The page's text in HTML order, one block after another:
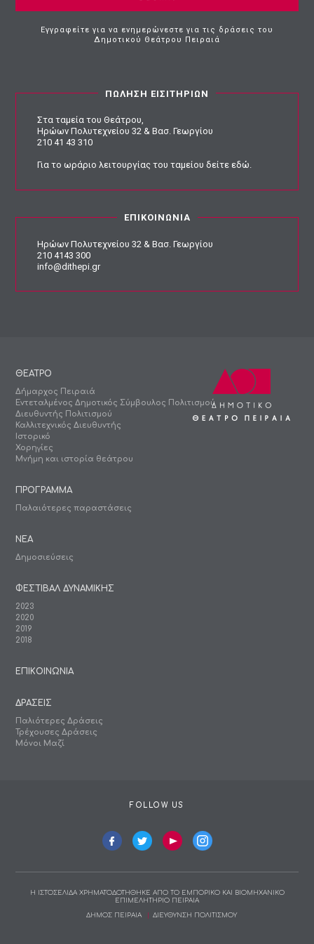
Εγγραφείτε για να ενημερώνεστε για τις δράσεις του
Δημοτικού Θεάτρου Πειραιά
ΠΩΛΗΣΗ ΕΙΣΙΤΗΡΙΩΝ
Στα ταμεία του Θεάτρου,
Ηρώων Πολυτεχνείου 32 & Βασ. Γεωργίου
210 41 43 310
Για το ωράριο λειτουργίας του ταμείουδείτε εδώ.
ΕΠΙΚΟΙΝΩΝΙΑ
Ηρώων Πολυτεχνείου 32 & Βασ. Γεωργίου
210 4143 300
info@dithepi.gr
ΘΕΑΤΡΟ
Δήμαρχος Πειραιά
Εντεταλμένος Δημοτικός Σύμβουλος Πολιτισμού
Διευθυντής Πολιτισμού
Καλλιτεχνικός Διευθυντής
Ιστορικό
Χορηγίες
Μνήμη και ιστορία θεάτρου
ΠΡΟΓΡΑΜΜΑ
Παλαιότερες παραστάσεις
ΝΕΑ
Δημοσιεύσεις
ΦΕΣΤΙΒΑΛ ΔΥΝΑΜΙΚΗΣ
2023
2020
2019
2018
ΕΠΙΚΟΙΝΩΝΙΑ
ΔΡΑΣΕΙΣ
Παλιότερες Δράσεις
Τρέχουσες Δράσεις
Μόνοι Μαζί
FOLLOW US
Η ΙΣΤΟΣΕΛΙΔΑ ΧΡΗΜΑΤΟΔΟΤΗΘΗΚΕ ΑΠΟ ΤΟ ΕΜΠΟΡΙΚΟ ΚΑΙ ΒΙΟΜΗΧΑΝΙΚΟ
ΕΠΙΜΕΛΗΤΗΡΙΟ ΠΕΙΡΑΙΑ
ΔΗΜΟΣ ΠΕΙΡΑΙΑ ΔΙΕΥΘΥΝΣΗ ΠΟΛΙΤΙΣΜΟΥ